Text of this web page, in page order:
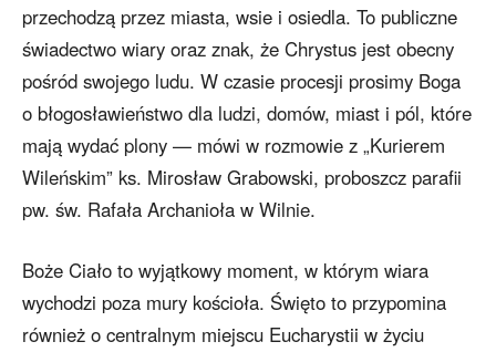
przechodzą przez miasta, wsie i osiedla. To publiczne
świadectwo wiary oraz znak, że Chrystus jest obecny
pośród swojego ludu. W czasie procesji prosimy Boga
o błogosławieństwo dla ludzi, domów, miast i pól, które
mają wydać plony — mówi w rozmowie z „Kurierem
Wileńskim” ks. Mirosław Grabowski, proboszcz parafii
pw. św. Rafała Archanioła w Wilnie.
Boże Ciało to wyjątkowy moment, w którym wiara
wychodzi poza mury kościoła. Święto to przypomina
również o centralnym miejscu Eucharystii w życiu